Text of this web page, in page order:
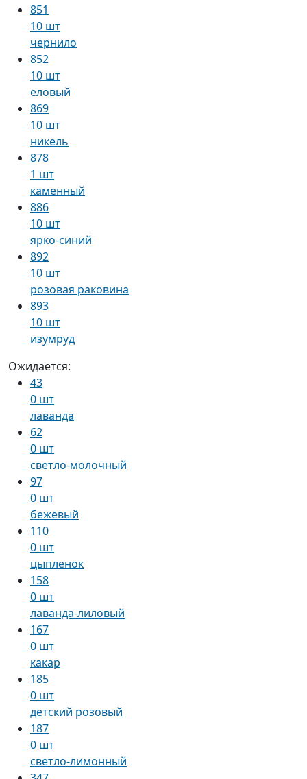
851
10 шт
чернило
852
10 шт
еловый
869
10 шт
никель
878
1 шт
каменный
886
10 шт
ярко-синий
892
10 шт
розовая раковина
893
10 шт
изумруд
Ожидается:
43
0 шт
лаванда
62
0 шт
светло-молочный
97
0 шт
бежевый
110
0 шт
цыпленок
158
0 шт
лаванда-лиловый
167
0 шт
какар
185
0 шт
детский розовый
187
0 шт
светло-лимонный